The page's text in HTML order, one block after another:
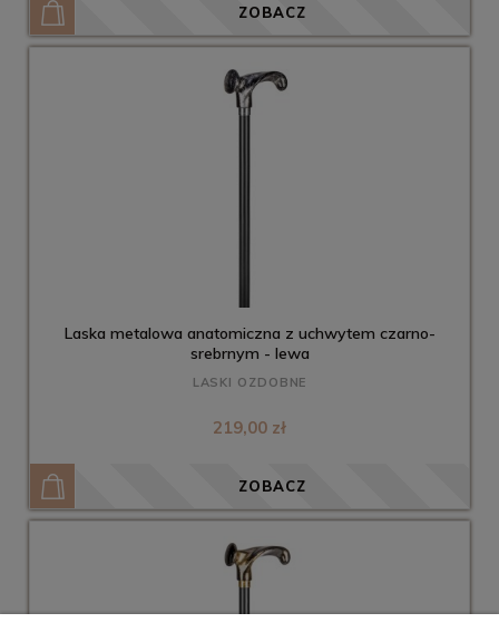
ZOBACZ
Laska metalowa anatomiczna z uchwytem czarno-
srebrnym - lewa
LASKI OZDOBNE
219,00 zł
ZOBACZ